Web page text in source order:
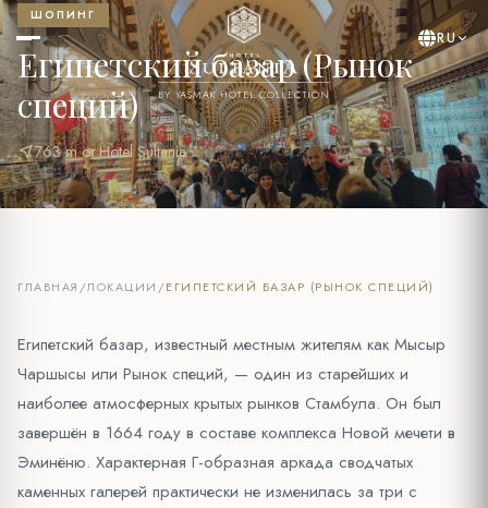
BY YASMAK HOTEL COLLECTION
RU
ШОПИНГ
Египетский базар (Рынок
специй)
near_me763 m от Hotel Sultania
ГЛАВНАЯ /ЛОКАЦИИ /ЕГИПЕТСКИЙ БАЗАР (РЫНОК СПЕЦИЙ)
Египетский базар, известный местным жителям как Мысыр
Чаршысы или Рынок специй, — один из старейших и
наиболее атмосферных крытых рынков Стамбула. Он был
завершён в 1664 году в составе комплекса Новой мечети в
Эминёню. Характерная Г-образная аркада сводчатых
каменных галерей практически не изменилась за три с